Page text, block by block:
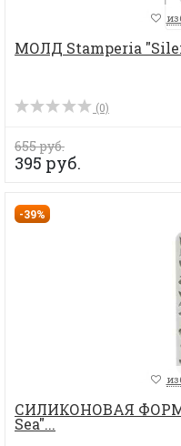
МОЛД Stamperia
(0)
655 руб.
395 руб.
-39%
СИЛИКОНОВАЯ
Sea"...